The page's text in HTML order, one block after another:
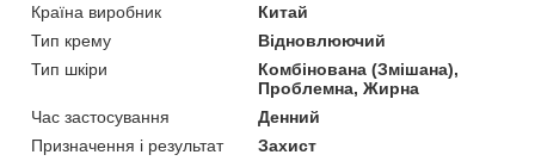
Країна виробник
Китай
Тип крему
Відновлюючий
Тип шкіри
Комбінована (Змішана),
Проблемна, Жирна
Час застосування
Денний
Призначення і результат
Захист